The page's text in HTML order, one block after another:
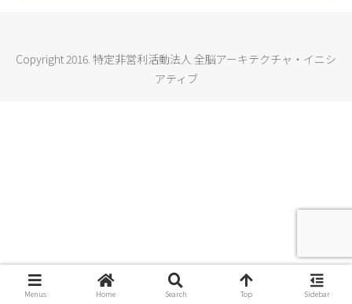
Copyright 2016. 特定非営利活動法人 全脳アーキテクチャ・イニシ
アティブ
Menus Home Search Top Sidebar